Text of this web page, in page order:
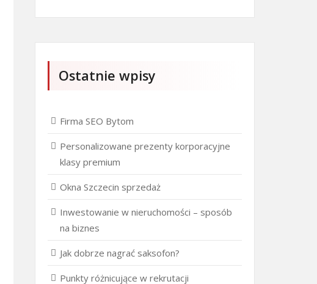
Ostatnie wpisy
Firma SEO Bytom
Personalizowane prezenty korporacyjne
klasy premium
Okna Szczecin sprzedaż
Inwestowanie w nieruchomości – sposób
na biznes
Jak dobrze nagrać saksofon?
Punkty różnicujące w rekrutacji